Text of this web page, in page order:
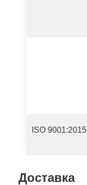
ISO 9001:2015
Доставка